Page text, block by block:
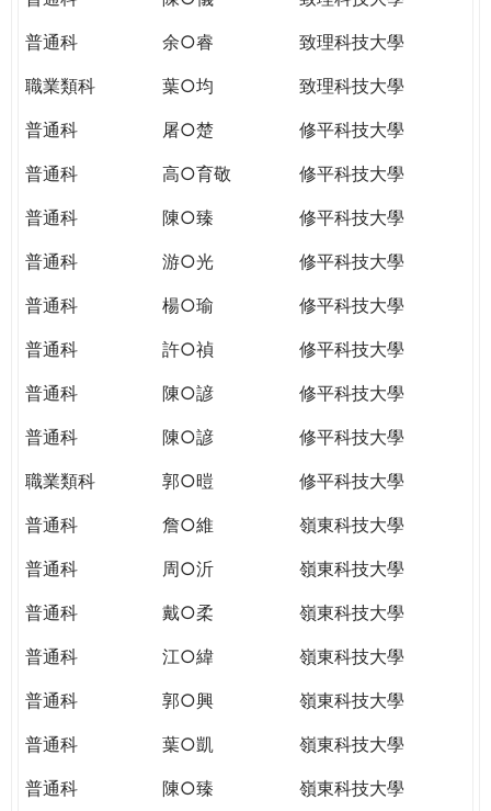
普通科
余○睿
致理科技大學
職業類科
葉○均
致理科技大學
普通科
屠○楚
修平科技大學
普通科
高○育敬
修平科技大學
普通科
陳○臻
修平科技大學
普通科
游○光
修平科技大學
普通科
楊○瑜
修平科技大學
普通科
許○禎
修平科技大學
普通科
陳○諺
修平科技大學
普通科
陳○諺
修平科技大學
職業類科
郭○暟
修平科技大學
普通科
詹○維
嶺東科技大學
普通科
周○沂
嶺東科技大學
普通科
戴○柔
嶺東科技大學
普通科
江○緯
嶺東科技大學
普通科
郭○興
嶺東科技大學
普通科
葉○凱
嶺東科技大學
普通科
陳○臻
嶺東科技大學